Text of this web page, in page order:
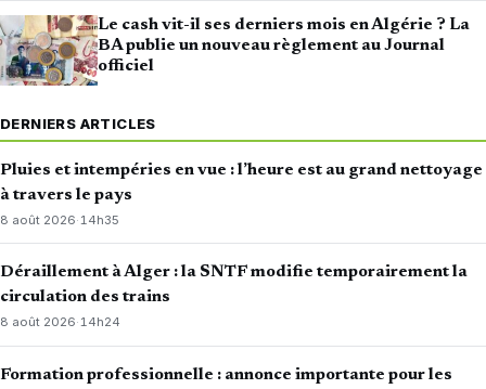
Le cash vit-il ses derniers mois en Algérie ? La
BA publie un nouveau règlement au Journal
officiel
DERNIERS ARTICLES
Pluies et intempéries en vue : l’heure est au grand nettoyage
à travers le pays
8 août 2026· 14h35
Déraillement à Alger : la SNTF modifie temporairement la
circulation des trains
8 août 2026·14h24
Formation professionnelle : annonce importante pour les